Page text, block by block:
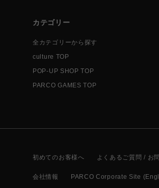
カテゴリー
全カテゴリーから探す
culture TOP
POP-UP SHOP TOP
PARCO GAMES TOP
初めてのお客様へ よくあるご質問 / お
会社情報 PARCO Corporate Site